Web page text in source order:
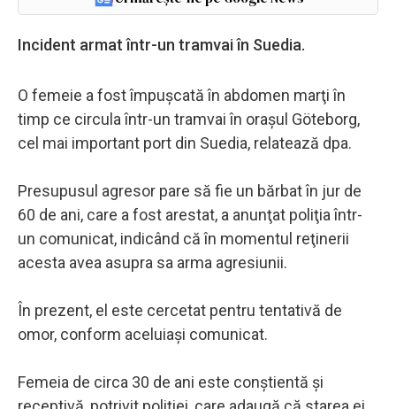
Incident armat într-un tramvai în Suedia.
O femeie a fost împuşcată în abdomen marţi în
timp ce circula într-un tramvai în oraşul Göteborg,
cel mai important port din Suedia, relatează dpa.
Presupusul agresor pare să fie un bărbat în jur de
60 de ani, care a fost arestat, a anunţat poliţia într-
un comunicat, indicând că în momentul reţinerii
acesta avea asupra sa arma agresiunii.
În prezent, el este cercetat pentru tentativă de
omor, conform aceluiaşi comunicat.
Femeia de circa 30 de ani este conştientă şi